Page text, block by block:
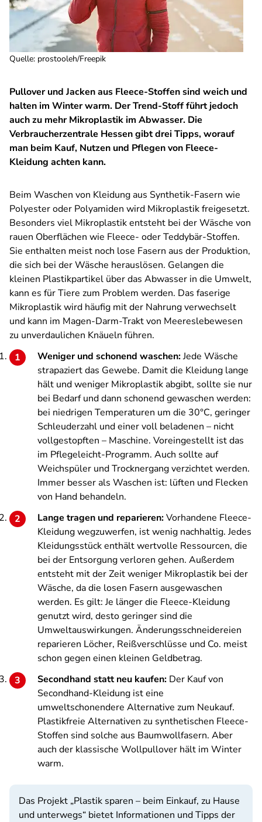
Quelle: prostooleh/Freepik
Pullover und Jacken aus Fleece-Stoffen sind weich und
halten im Winter warm. Der Trend-Stoff führt jedoch
auch zu mehr Mikroplastik im Abwasser. Die
Verbraucherzentrale Hessen gibt drei Tipps, worauf
man beim Kauf, Nutzen und Pflegen von Fleece-
Kleidung achten kann.
Beim Waschen von Kleidung aus Synthetik-Fasern wie
Polyester oder Polyamiden wird Mikroplastik freigesetzt.
Besonders viel Mikroplastik entsteht bei der Wäsche von
rauen Oberflächen wie Fleece- oder Teddybär-Stoffen.
Sie enthalten meist noch lose Fasern aus der Produktion,
die sich bei der Wäsche herauslösen. Gelangen die
kleinen Plastikpartikel über das Abwasser in die Umwelt,
kann es für Tiere zum Problem werden. Das faserige
Mikroplastik wird häufig mit der Nahrung verwechselt
und kann im Magen-Darm-Trakt von Meereslebewesen
zu unverdaulichen Knäueln führen.
Weniger und schonend waschen:Jede Wäsche
strapaziert das Gewebe. Damit die Kleidung lange
hält und weniger Mikroplastik abgibt, sollte sie nur
bei Bedarf und dann schonend gewaschen werden:
bei niedrigen Temperaturen um die 30°C, geringer
Schleuderzahl und einer voll beladenen – nicht
vollgestopften – Maschine. Voreingestellt ist das
im Pflegeleicht-Programm. Auch sollte auf
Weichspüler und Trocknergang verzichtet werden.
Immer besser als Waschen ist: lüften und Flecken
von Hand behandeln.
Lange tragen und reparieren:Vorhandene Fleece-
Kleidung wegzuwerfen, ist wenig nachhaltig. Jedes
Kleidungsstück enthält wertvolle Ressourcen, die
bei der Entsorgung verloren gehen. Außerdem
entsteht mit der Zeit weniger Mikroplastik bei der
Wäsche, da die losen Fasern ausgewaschen
werden. Es gilt: Je länger die Fleece-Kleidung
genutzt wird, desto geringer sind die
Umweltauswirkungen. Änderungsschneidereien
reparieren Löcher, Reißverschlüsse und Co. meist
schon gegen einen kleinen Geldbetrag.
Secondhand statt neu kaufen: Der Kauf von
Secondhand-Kleidung ist eine
umweltschonendere Alternative zum Neukauf.
Plastikfreie Alternativen zu synthetischen Fleece-
Stoffen sind solche aus Baumwollfasern. Aber
auch der klassische Wollpullover hält im Winter
warm.
Das Projekt „Plastik sparen – beim Einkauf, zu Hause
und unterwegs“ bietet Informationen und Tipps der